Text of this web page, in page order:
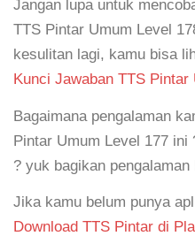
Jangan lupa untuk
TTS Pintar Umum Level
kesulitan lagi, kamu bisa
Kunci Jawaban TTS
Bagaimana pengalaman
Pintar Umum Level 177
? yuk bagikan
Jika kamu belum punya
Download TTS Pintar di